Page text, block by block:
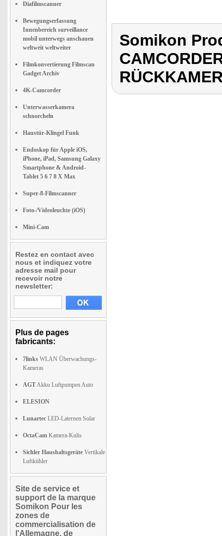
Diafilmscanner
Bewegungserfassung
Innenbereich surveillance
mobil unterwegs anschauen
weltweit weltweiter
Filmkonvertierung Filmscan
Gadget Archiv
4K-Camcorder
Unterwasserkamera
schnorcheln
Haustür-Klingel Funk
Endoskop für Apple iOS,
iPhone, iPad, Samsung Galaxy
Smartphone & Android-
Tablet 5 6 7 8 X Max
Super-8-Filmscanner
Foto-/Videoleuchte (iOS)
Mini-Cam
Restez en contact avec
nous et indiquez votre
adresse mail pour
recevoir notre
newsletter:
Plus de pages
fabricants:
7links WLAN Überwachungs-
Kameras
AGTAkku Luftpumpen Auto
ELESION
Lunartec LED-Laternen Solar
OctaCam Kamera-Kulis
Sichler Haushaltsgeräte Vertikale
Luftkühler
Site de service et
support de la marque
Somikon Pour les
zones de
commercialisation de
l'Allemagne, de
Somikon